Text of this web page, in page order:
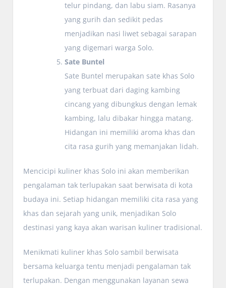
telur pindang, dan labu siam. Rasanya
yang gurih dan sedikit pedas
menjadikan nasi liwet sebagai sarapan
yang digemari warga Solo.
Sate Buntel
Sate Buntel merupakan sate khas Solo
yang terbuat dari daging kambing
cincang yang dibungkus dengan lemak
kambing, lalu dibakar hingga matang.
Hidangan ini memiliki aroma khas dan
cita rasa gurih yang memanjakan lidah.
Mencicipi kuliner khas Solo ini akan memberikan
pengalaman tak terlupakan saat berwisata di kota
budaya ini. Setiap hidangan memiliki cita rasa yang
khas dan sejarah yang unik, menjadikan Solo
destinasi yang kaya akan warisan kuliner tradisional.
Menikmati kuliner khas Solo sambil berwisata
bersama keluarga tentu menjadi pengalaman tak
terlupakan. Dengan menggunakan layanan sewa